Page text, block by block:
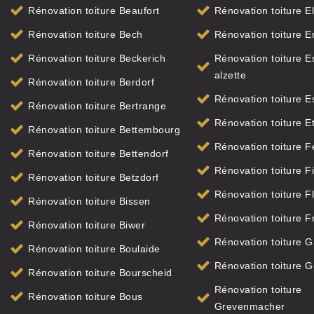
Rénovation toiture Beaufort
Rénovation toiture Bech
Rénovation toiture Beckerich
Rénovation toiture Berdorf
Rénovation toiture Bertrange
Rénovation toiture Bettembourg
Rénovation toiture Bettendorf
Rénovation toiture Betzdorf
Rénovation toiture Bissen
Rénovation toiture Biwer
Rénovation toiture Boulaide
Rénovation toiture Bourscheid
Rénovation toiture Bous
Rénovation toiture
Rénovation toiture
Rénovation toiture
alzette
Rénovation toiture
Rénovation toiture
Rénovation toiture
Rénovation toiture
Rénovation toiture
Rénovation toiture
Rénovation toiture
Rénovation toiture
Rénovation toiture
Grevenmacher